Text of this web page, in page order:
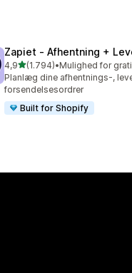
Zapiet ‑ Afhentning +
4,9ud af 5 stjerner
(1.794)
1794 anmeldelser i alt
•Mulighed for
Planlæg dine afhentnings-,
forsendelsesordrer
Built for Shopify